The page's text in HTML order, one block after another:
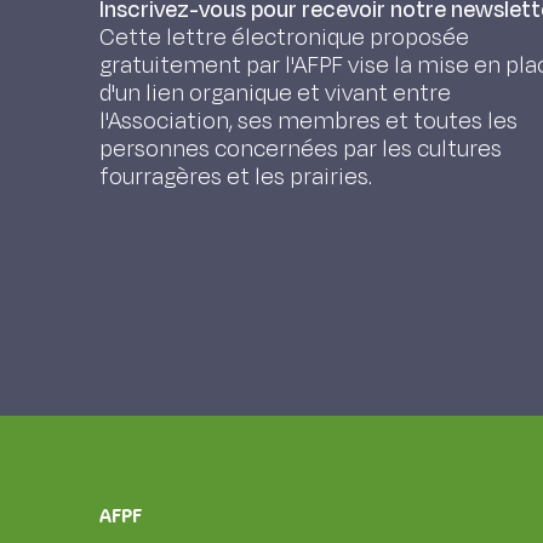
valeur alimentaire et minérale du
la nutrition azotée, phosphatée, et
fertilité chimique et biologique des
serviront à évaluer si
est un levier technique suffisant
Inscrivez-vous pour recevoir notre
Cette lettre électronique proposée
gratuitement par l'AFPF vise la mise en
d'un lien organique et vivant entre
l'Association, ses membres et toutes les
personnes concernées par les cultures
fourragères et les prairies.
AFPF